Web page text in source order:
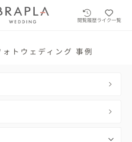
閲覧履歴ライク一覧
トウェディング 事例